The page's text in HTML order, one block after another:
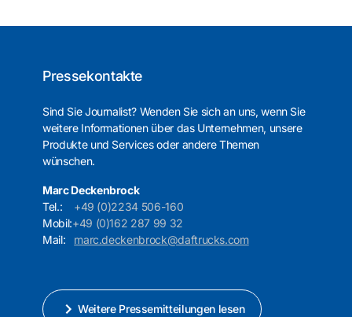
Pressekontakte
Sind Sie Journalist? Wenden Sie sich an uns, wenn Sie
weitere Informationen über das Unternehmen, unsere
Produkte und Services oder andere Themen
wünschen.
Marc Deckenbrock
Tel.: +49 (0)2234 506-160
Mobil:+49 (0)162 287 99 32
Mail: marc.deckenbrock@daftrucks.com
Weitere Pressemitteilungen lesen